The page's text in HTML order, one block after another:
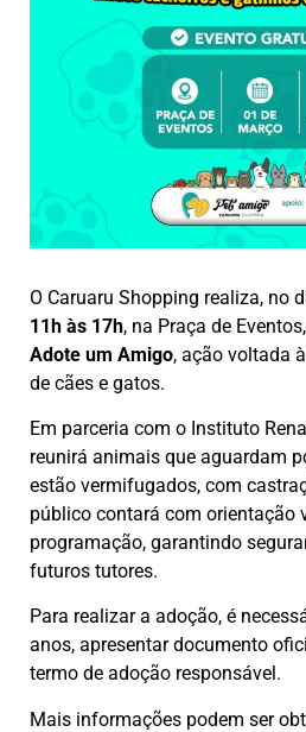
O Caruaru Shopping realiza, no
11h às 17h, na Praça de
Adote um Amigo, ação voltada
de cães e gatos.
Em parceria com o Instituto
reunirá animais que aguardam
estão vermifugados, com
público contará com orientação
programação, garantindo
futuros tutores.
Para realizar a adoção, é
anos, apresentar documento
termo de adoção responsável.
Mais informações podem ser